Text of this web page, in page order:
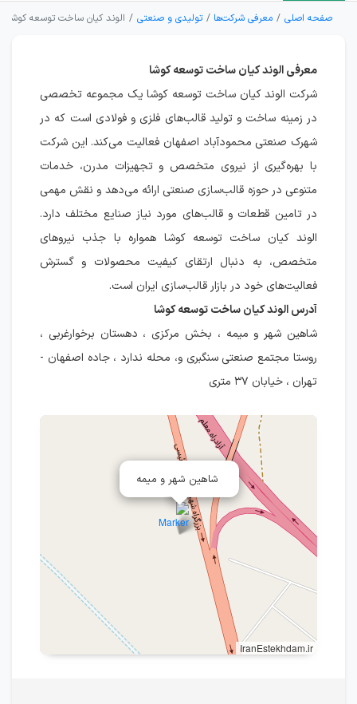
صفحه اصلی معرفی شرکت‌ها تولیدی و صنعتی الوند کیان ساخت توسعه کوشا
معرفی الوند کیان ساخت توسعه کوشا
شرکت الوند کیان ساخت توسعه کوشا یک مجموعه تخصصی
در زمینه ساخت و تولید قالب‌های فلزی و فولادی است که در
شهرک صنعتی محمودآباد اصفهان فعالیت می‌کند. این شرکت
با بهره‌گیری از نیروی متخصص و تجهیزات مدرن، خدمات
متنوعی در حوزه قالب‌سازی صنعتی ارائه می‌دهد و نقش مهمی
در تامین قطعات و قالب‌های مورد نیاز صنایع مختلف دارد.
الوند کیان ساخت توسعه کوشا همواره با جذب نیروهای
متخصص، به دنبال ارتقای کیفیت محصولات و گسترش
فعالیت‌های خود در بازار قالب‌سازی ایران است.
آدرس الوند کیان ساخت توسعه کوشا
شاهین شهر و میمه ، بخش مرکزی ، دهستان برخوارغربی ،
روستا مجتمع صنعتی سنگبری و، محله ندارد ، جاده اصفهان -
تهران ، خیابان ۳۷ متری
شاهین شهر و میمه
IranEstekhdam.ir